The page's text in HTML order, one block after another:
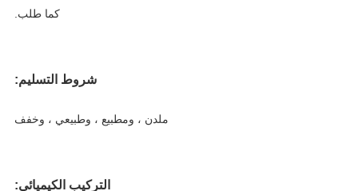
كما طلب.
شروط التسليم:
ملدن ، ومطبيع ، وطبيعي ، وخفف
التركيب الكيميائي: